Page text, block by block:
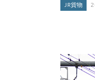
JR貨物